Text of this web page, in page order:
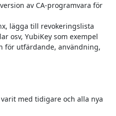
av CA-programvara för
lägga till revokeringslista
osv, YubiKey som exempel
för utfärdande, användning,
med tidigare och alla nya